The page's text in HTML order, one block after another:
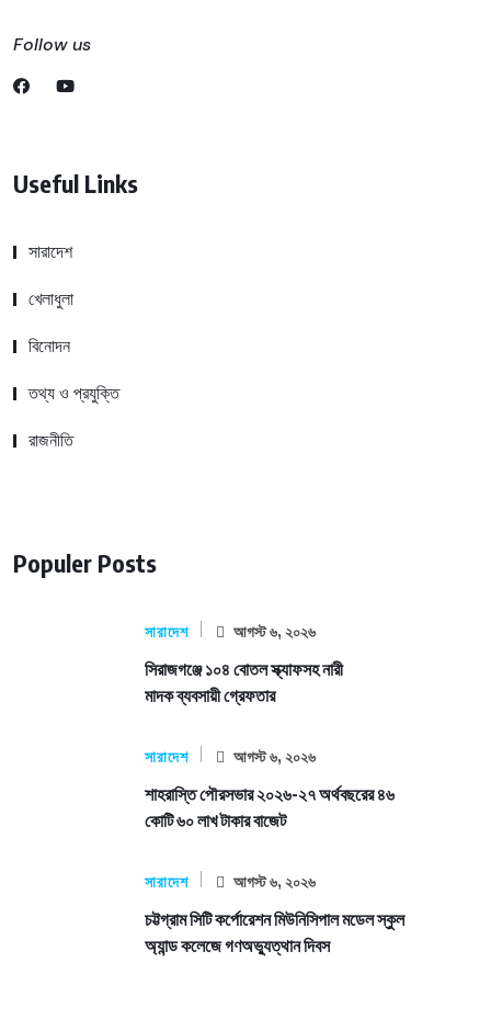
Follow us
Useful Links
সারাদেশ
খেলাধুলা
বিনোদন
তথ্য ও প্রযুক্তি
রাজনীতি
Populer Posts
সারাদেশ আগস্ট ৬, ২০২৬
সিরাজগঞ্জে ১০৪ বোতল স্ক্যাফসহ নারী
মাদক ব্যবসায়ী গ্রেফতার
সারাদেশ আগস্ট ৬, ২০২৬
শাহরাস্তি পৌরসভার ২০২৬-২৭ অর্থবছরের ৪৬
কোটি ৬০ লাখ টাকার বাজেট
সারাদেশ আগস্ট ৬, ২০২৬
চট্টগ্রাম সিটি কর্পোরেশন মিউনিসিপাল মডেল স্কুল
অ্যান্ড কলেজে গণঅভ্যুত্থান দিবস